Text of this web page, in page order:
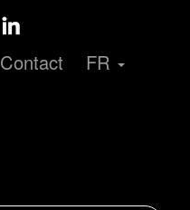
Contact FR